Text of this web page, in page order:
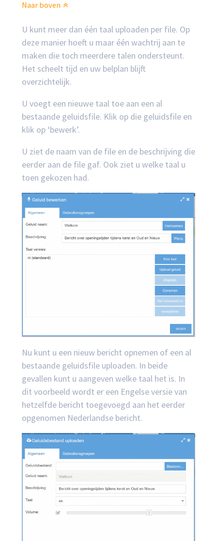
Naar boven
U kunt meer dan één taal uploaden per file. Op
deze manier hoeft u maar één wachtrij aan te
maken die toch meerdere talen ondersteunt.
Het scheelt tijd en uw belplan blijft
overzichtelijk.
U voegt een nieuwe taal toe aan een al
bestaande geluidsfile. Klik op die geluidsfile en
klik op ‘bewerk’.
U ziet de naam van de file en de beschrijving die
eerder aan de file gaf. Ook ziet u welke taal u
toen gekozen had.
Nu kunt u een nieuw bericht opnemen of een al
bestaande geluidsfile uploaden. In beide
gevallen kunt u aangeven welke taal het is. In
dit voorbeeld wordt er een Engelse versie van
hetzelfde bericht toegevoegd aan het eerder
opgenomen Nederlandse bericht.